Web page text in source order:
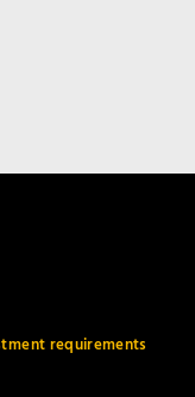
requirements